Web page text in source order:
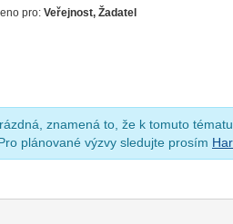
pro:Veřejnost, Žadatel
znamená to, že k tomuto
plánované výzvy sledujte prosím